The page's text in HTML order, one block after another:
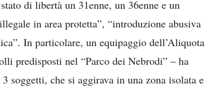
di libertà un 31enne, un 36enne e un
in area protetta”, “introduzione abusiva
In particolare, un equipaggio dell’Aliquota
predisposti nel “Parco dei Nebrodi” – ha
soggetti, che si aggirava in una zona isolata e